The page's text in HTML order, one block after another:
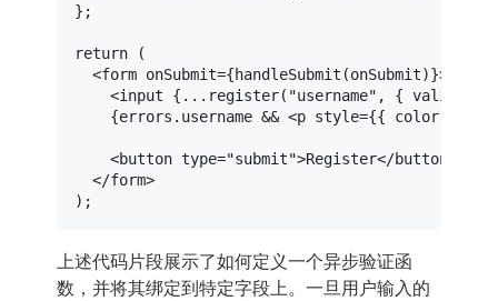
};
return (
<form onSubmit={handleSubmit(onSubmit)}>
<input { ...register("username", { validate:
    {errors.username &&
<p style={{ color:
<button type="submit">Register</button
</form>
上述代码片段展示了如何定义一个异步验证函
数，并将其绑定到特定字段上。一旦用户输入的